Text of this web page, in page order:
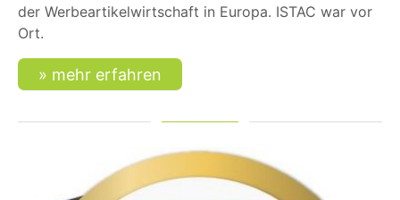
der Werbeartikelwirtschaft in Europa. ISTAC war vor
Ort.
mehr erfahren